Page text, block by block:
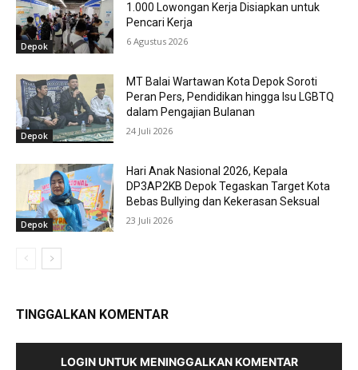
Depok
1.000 Lowongan Kerja Disiapkan untuk
Pencari Kerja
6 Agustus 2026
Depok
MT Balai Wartawan Kota Depok Soroti
Peran Pers, Pendidikan hingga Isu LGBTQ
dalam Pengajian Bulanan
24 Juli 2026
Depok
Hari Anak Nasional 2026, Kepala
DP3AP2KB Depok Tegaskan Target Kota
Bebas Bullying dan Kekerasan Seksual
23 Juli 2026
TINGGALKAN KOMENTAR
LOGIN UNTUK MENINGGALKAN KOMENTAR